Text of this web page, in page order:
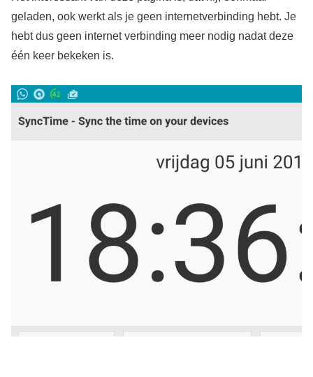
geladen, ook werkt als je geen internetverbinding hebt. Je
hebt dus geen internet verbinding meer nodig nadat deze
één keer bekeken is.